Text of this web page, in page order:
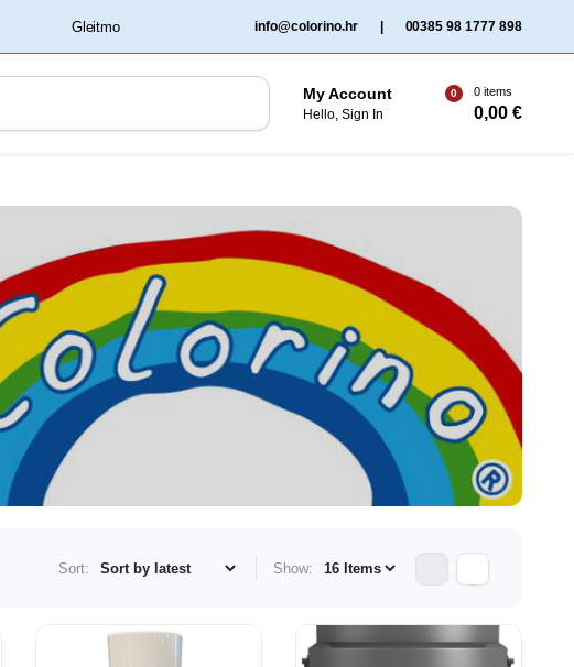
info@colorino.hr 00385 98 1777 898
My Account
Hello, Sign In
0 0 items
0,00€
Sort: Show: